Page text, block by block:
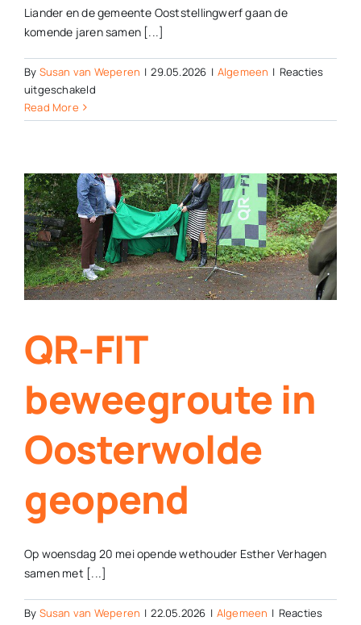
Liander en de gemeente Ooststellingwerf gaan de
komende jaren samen [...]
By Susan van Weperen | 29.05.2026 | Algemeen | Reacties
uitgeschakeldvoor
bereidt
op
stroomtekort:
dit
gaat
er
gebeuren
Read More
QR-FIT
beweegroute in
Oosterwolde
geopend
Op woensdag 20 mei opende wethouder Esther Verhagen
samen met [...]
By Susan van Weperen | 22.05.2026 | Algemeen | Reacties